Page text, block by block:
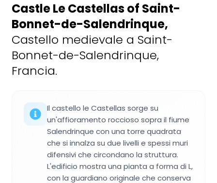
Castle Le Castellas of Saint-
Bonnet-de-Salendrinque,
Castello medievale a Saint-
Bonnet-de-Salendrinque,
Francia.
Il castello le Castellas sorge su
un'affioramento roccioso sopra il fiume
Salendrinque con una torre quadrata
che si innalza su due livelli e spessi muri
difensivi che circondano la struttura.
L'edificio mostra una pianta a forma di L,
con la guardiano originale che conserva